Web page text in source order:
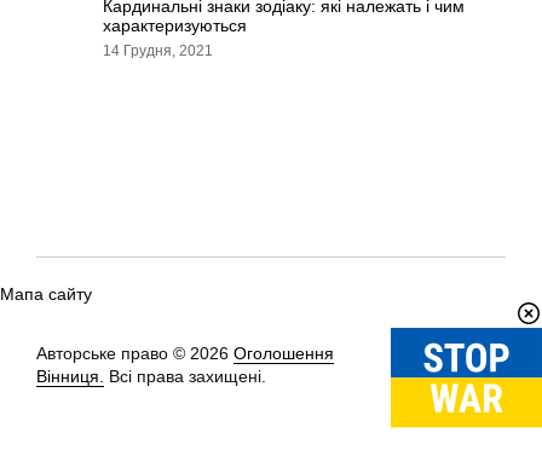
Кардинальні знаки зодіаку: які належать і чим
характеризуються
14 Грудня, 2021
Мапа сайту
Авторське право © 2026 Оголошення
Вінниця.
Всі права захищені.
Вгору↑